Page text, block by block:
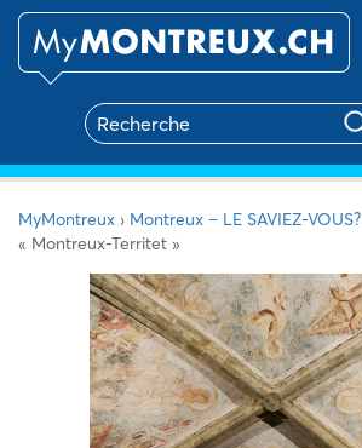
MyMontreux › Montreux – LE SAVIEZ-VOUS?
« Montreux-Territet »